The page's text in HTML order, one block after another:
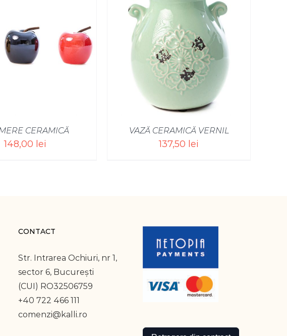
CERAMICĂ
148,00 lei
VAZĂ CERAMICĂ VERNIL
137,50 lei
CONTACT
Str. Intrarea Ochiuri, nr 1,
sector 6, București
(CUI) RO32506759
+40 722 466 111
comenzi@kalli.ro